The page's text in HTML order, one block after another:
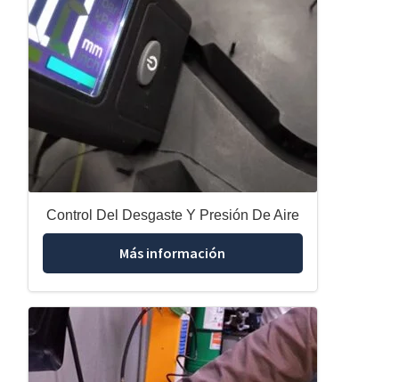
Control Del Desgaste Y Presión De Aire
Más información